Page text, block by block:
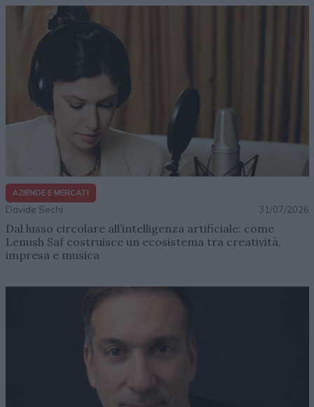
AZIENDE E MERCATI
Davide Sechi 31/07/2026
Dal lusso circolare all’intelligenza artificiale: come
Lenush Saf costruisce un ecosistema tra creatività,
impresa e musica